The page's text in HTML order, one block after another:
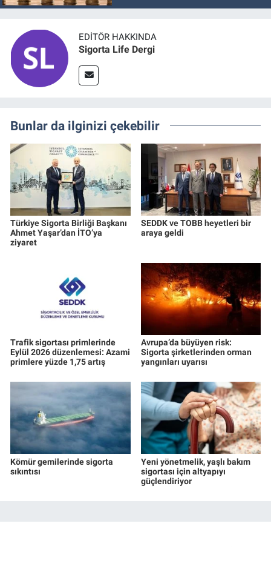
EDITÖR HAKKINDA
Sigorta Life Dergi
Bunlar da ilginizi çekebilir
Türkiye Sigorta Birliği Başkanı
Ahmet Yaşar’dan İTO’ya
ziyaret
SEDDK ve TOBB heyetleri bir
araya geldi
Trafik sigortası primlerinde
Eylül 2026 düzenlemesi: Azami
primlere yüzde 1,75 artış
Avrupa’da büyüyen risk:
Sigorta şirketlerinden orman
yangınları uyarısı
Kömür gemilerinde sigorta
sıkıntısı
Yeni yönetmelik, yaşlı bakım
sigortası için altyapıyı
güçlendiriyor